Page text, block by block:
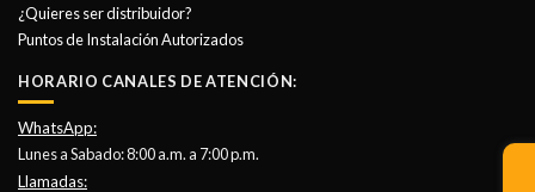
¿Quieres ser distribuidor?
Puntos de Instalación Autorizados
HORARIO CANALES DE ATENCIÓN:
WhatsApp:
Lunes a Sabado: 8:00 a.m. a 7:00 p.m.
Llamadas: